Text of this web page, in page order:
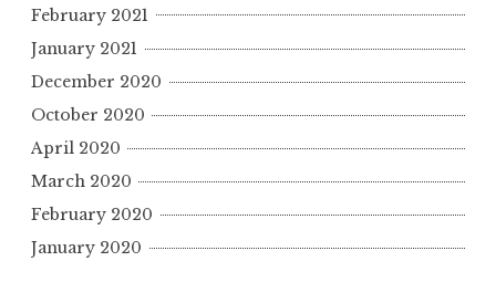
February 2021
January 2021
December 2020
October 2020
April 2020
March 2020
February 2020
January 2020